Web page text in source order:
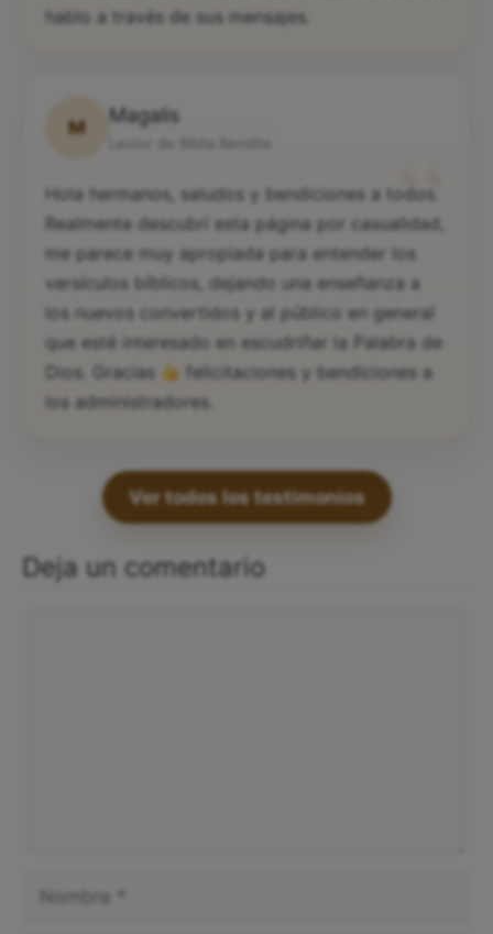
hablo a través de sus mensajes.
M
Magalis
“
Hola hermanos, saludos y bendiciones a todos.
Realmente descubrí esta página por casualidad,
me parece muy apropiada para entender los
versículos bíblicos, dejando una enseñanza a
los nuevos convertidos y al público en general
que esté interesado en escudriñar la Palabra de
Dios. Gracias
felicitaciones y bendiciones a
los administradores.
Ver todos los testimonios
Deja un comentario